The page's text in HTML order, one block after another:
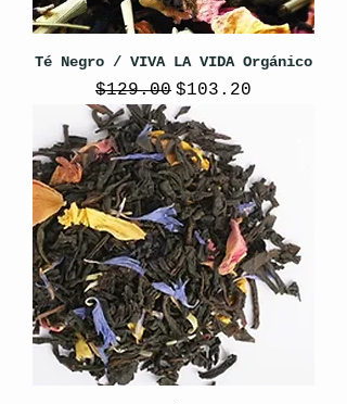
Té Negro / VIVA LA VIDA Orgánico
Precio
$129.00 Precio de oferta
$103.20